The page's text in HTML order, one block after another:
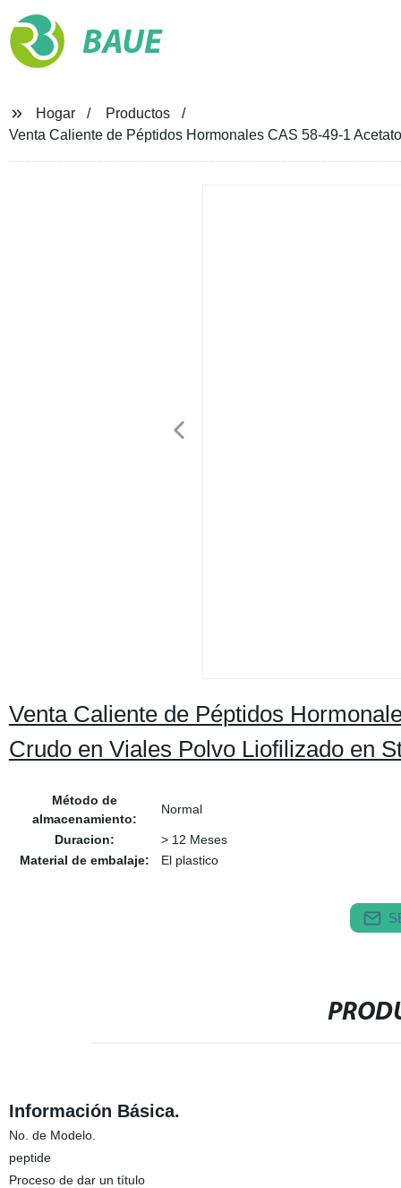
BAUE
Hogar
Productos
Venta Caliente de Péptidos Hormonales CAS 58-49-1
Venta Caliente de Péptidos
Crudo en Viales Polvo Liofilizado en
Método de
almacenamiento:
Normal
Duracion:
> 12 Meses
Material de embalaje:
El plastico
Información Básica.
No. de Modelo.
peptide
Proceso de dar un título